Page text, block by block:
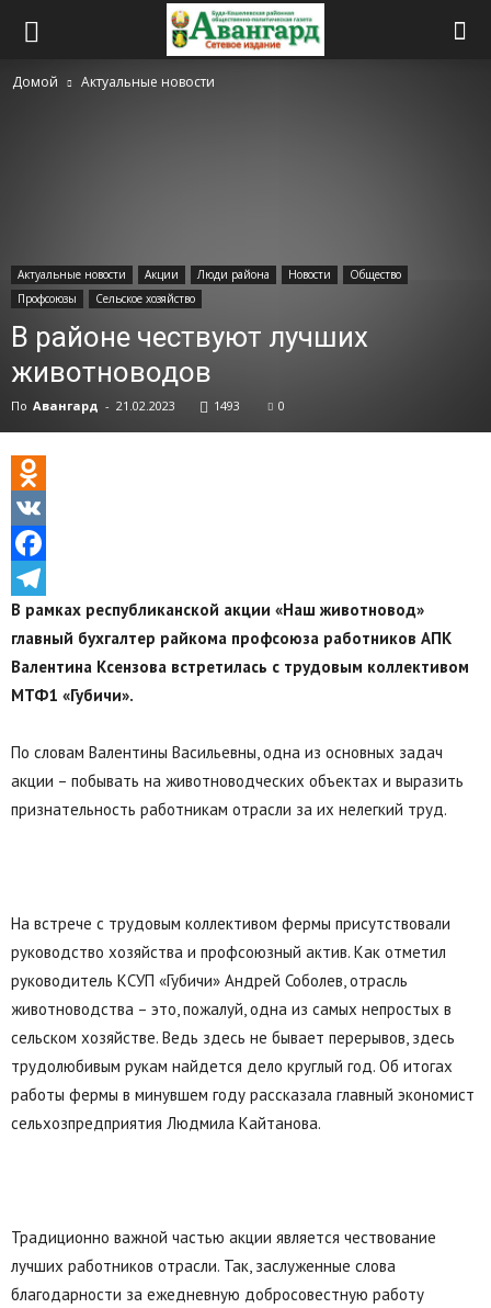
Домой Актуальные новости
Актуальные новости Акции Люди района Новости
Общество
Профсоюзы
Сельское хозяйство
В районе чествуют лучших
животноводов
По Авангард - 21.02.2023 1493 0
Odnoklassniki
VK
Facebook
Telegram
В рамках республиканской акции «Наш животновод»
главный бухгалтер райкома профсоюза работников АПК
Валентина Ксензова встретилась с трудовым коллективом
МТФ1 «Губичи».
По словам Валентины Васильевны, одна из основных задач
акции – побывать на животноводческих объектах и выразить
признательность работникам отрасли за их нелегкий труд.
На встрече с трудовым коллективом фермы присутствовали
руководство хозяйства и профсоюзный актив. Как отметил
руководитель КСУП «Губичи» Андрей Соболев, отрасль
животноводства – это, пожалуй, одна из самых непростых в
сельском хозяйстве. Ведь здесь не бывает перерывов, здесь
трудолюбивым рукам найдется дело круглый год. Об итогах
работы фермы в минувшем году рассказала главный экономист
сельхозпредприятия Людмила Кайтанова.
Традиционно важной частью акции является чествование
лучших работников отрасли. Так, заслуженные слова
благодарности за ежедневную добросовестную работу